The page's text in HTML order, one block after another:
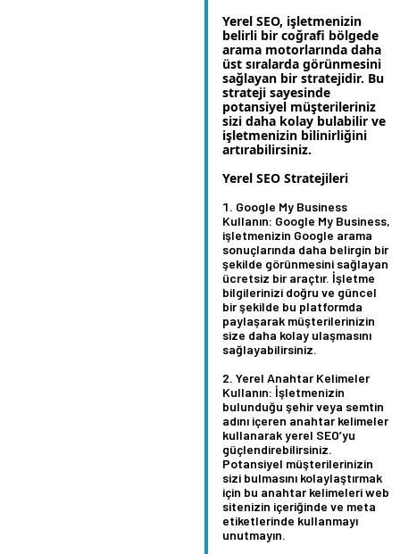
Yerel SEO, işletmenizin
belirli bir coğrafi bölgede
arama motorlarında daha
üst sıralarda görünmesini
sağlayan bir stratejidir. Bu
strateji sayesinde
potansiyel müşterileriniz
sizi daha kolay bulabilir ve
işletmenizin bilinirliğini
artırabilirsiniz.
Yerel SEO Stratejileri
Google My Business
Kullanın: Google My Business,
işletmenizin Google arama
sonuçlarında daha belirgin bir
şekilde görünmesini sağlayan
ücretsiz bir araçtır. İşletme
bilgilerinizi doğru ve güncel
bir şekilde bu platformda
paylaşarak müşterilerinizin
size daha kolay ulaşmasını
sağlayabilirsiniz.
Yerel Anahtar Kelimeler
Kullanın: İşletmenizin
bulunduğu şehir veya semtin
adını içeren anahtar kelimeler
kullanarak yerel SEO’yu
güçlendirebilirsiniz.
Potansiyel müşterilerinizin
sizi bulmasını kolaylaştırmak
için bu anahtar kelimeleri web
sitenizin içeriğinde ve meta
etiketlerinde kullanmayı
unutmayın.